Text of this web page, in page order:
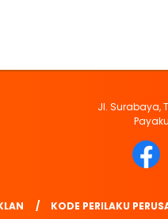
Jl. Surabaya,
KODE PERILAKU